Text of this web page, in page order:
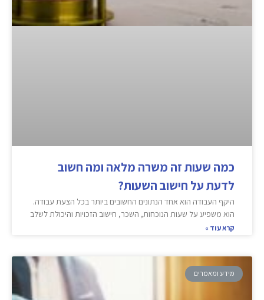
כמה שעות זה משרה מלאה ומה חשוב
לדעת על חישוב השעות?
היקף העבודה הוא אחד הנתונים החשובים ביותר בכל הצעת עבודה.
הוא משפיע על שעות הנוכחות, השכר, חישוב הזכויות והיכולת לשלב
קרא עוד »
מידע ומאמרים